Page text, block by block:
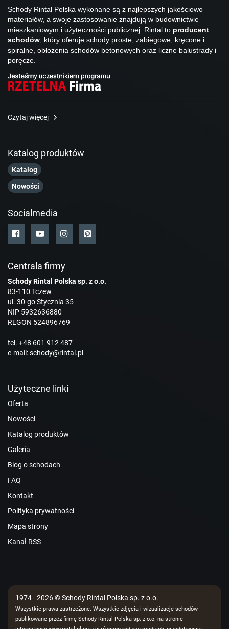
Schody Rintal Polska wykonane są z najlepszych jakościowo
materiałów, a swoje zastosowanie znajdują w budownictwie
mieszkaniowym i użyteczności publicznej. Rintal to producent
schodów , który oferuje schody proste, zabiegowe, kręcone i
spiralne, obłożenia schodów betonowych oraz liczne balustrady i
poręcze.
Czytaj więcej
Katalog produktów
Katalog
Nowości
Socialmedia
Centrala firmy
Schody Rintal Polska sp. z o.o.
83-110 Tczew
ul. 30-go Stycznia 35
NIP 5932636880
REGON 524896769
tel. +48 601 912 487
e-mail:schody@rintal.pl
Użyteczne linki
Oferta
Nowości
Katalog produktów
Galeria
Blog o schodach
FAQ
Kontakt
Polityka prywatności
Mapa strony
Kanał RSS
1974 - 2026 © Schody Rintal Polska sp. z o.o.
Wszystkie prawa zastrzeżone. Wszystkie zdjęcia i wizualizacje schodów
publikowane przez firmę Schody Rintal Polska sp. z o.o. na stronie